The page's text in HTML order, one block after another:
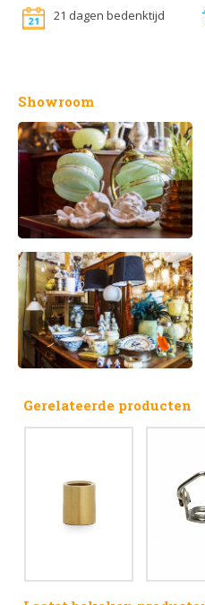
21 dagen bedenktijd
Showroom
Gerelateerde producten